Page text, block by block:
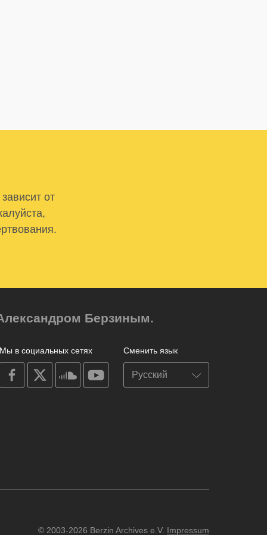
от
Берзиным.
Сменить язык
Мы в социальных сетях
on
facebook
on
on
soundcloudyoutube
© 2003-2026 Berzin Archives e.V. Impressum